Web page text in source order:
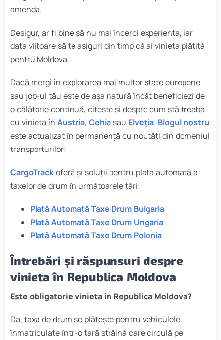
amenda.
Desigur, ar fi bine să nu mai încerci experiența, iar
data viitoare să te asiguri din timp că ai vinieta plătită
pentru Moldova.
Dacă mergi în explorarea mai multor state europene
sau job-ul tău este de așa natură încât beneficiezi de
o călătorie continuă, citește și despre cum stă treaba
cu vinieta în Austria, Cehia sau Elveția. Blogul nostru
este actualizat în permanență cu noutăți din domeniul
transporturilor!
CargoTrackoferă și soluţii pentru plata automată a
taxelor de drum în următoarele ţări:
Plată Automată Taxe Drum Bulgaria
Plată Automată Taxe Drum Ungaria
Plată Automată Taxe Drum Polonia
Întrebări și răspunsuri despre
vinieta în Republica Moldova
Este obligatorie vinieta în Republica Moldova?
Da, taxa de drum se plătește pentru vehiculele
înmatriculate într-o țară străină care circulă pe